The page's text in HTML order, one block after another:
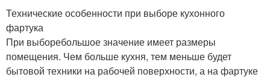
Технические особенности при выборе кухонного
фартука
При выборебольшое значение имеет размеры
помещения. Чем больше кухня, тем меньше будет
бытовой техники на рабочей поверхности, а на фартуке